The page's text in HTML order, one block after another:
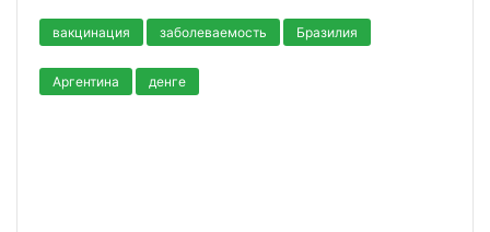
вакцинация заболеваемость Бразилия
Аргентина денге